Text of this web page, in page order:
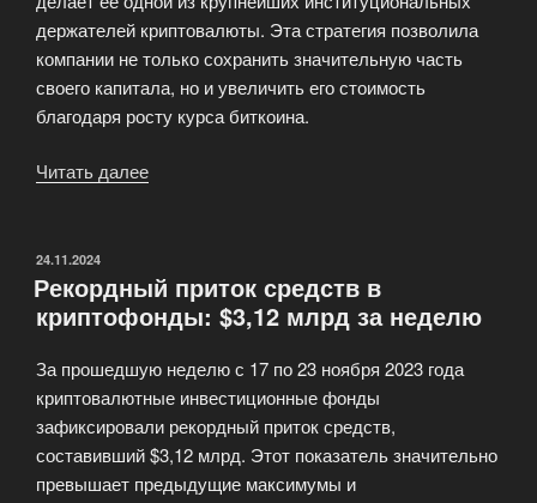
держателей криптовалюты. Эта стратегия позволила
компании не только сохранить значительную часть
своего капитала, но и увеличить его стоимость
благодаря росту курса биткоина.
Читать далее
биткоинов,
потратив
млрд»
ОПУБЛИКОВАНО
24.11.2024
Рекордный приток средств в
криптофонды: $3,12 млрд за неделю
За прошедшую неделю с 17 по 23 ноября 2023 года
криптовалютные инвестиционные фонды
зафиксировали рекордный приток средств,
составивший $3,12 млрд. Этот показатель значительно
превышает предыдущие максимумы и